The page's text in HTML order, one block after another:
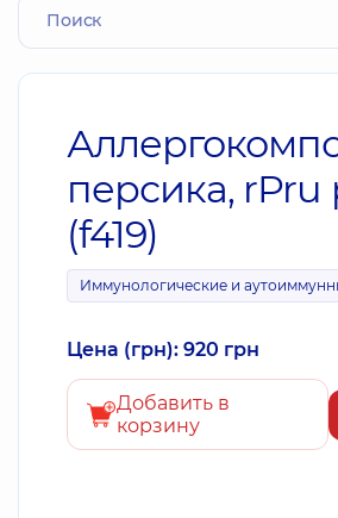
персика, rPru
(f419)
Иммунологические и
Цена (грн): 920 грн
Добавить в
корзину